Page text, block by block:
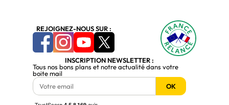
REJOIGNEZ-NOUS SUR :
INSCRIPTION NEWSLETTER :
Tous nos bons plans et notre actualité dans votre
boite mail
OK